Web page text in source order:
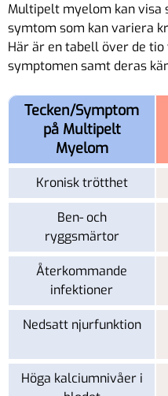
Multipelt myelom kan visa
symtom som kan variera
Här är en tabell över de
symptomen samt deras
Tecken/Symptom
på Multipelt
Myelom
Kronisk trötthet
Ben- och
ryggsmärtor
Återkommande
infektioner
Nedsatt njurfunktion
Höga kalciumnivåer i